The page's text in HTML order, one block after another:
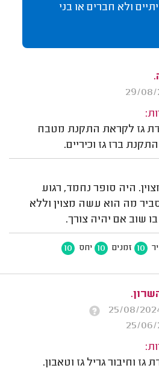
ולא חברים או בני
גז לקראת התקנת מטבח
ברז גז וכיריים.
היה סופר נחמד, רגוע
מה הוא עשה מצוין וללא
שוב אם יהיה צורך.
10 זמנים 10 יחס 10
גז וחיבור גריל גז וטאבון.